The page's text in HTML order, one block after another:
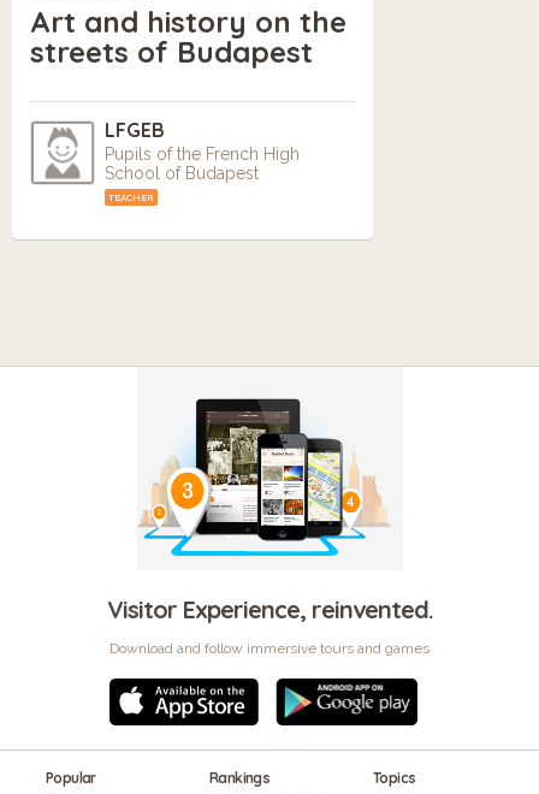
Art and history on the
streets of Budapest
LFGEB
Pupils of the French High
School of Budapest
TEACHER
Visitor Experience, reinvented.
Download and follow immersive tours and games
Popular Rankings Topics